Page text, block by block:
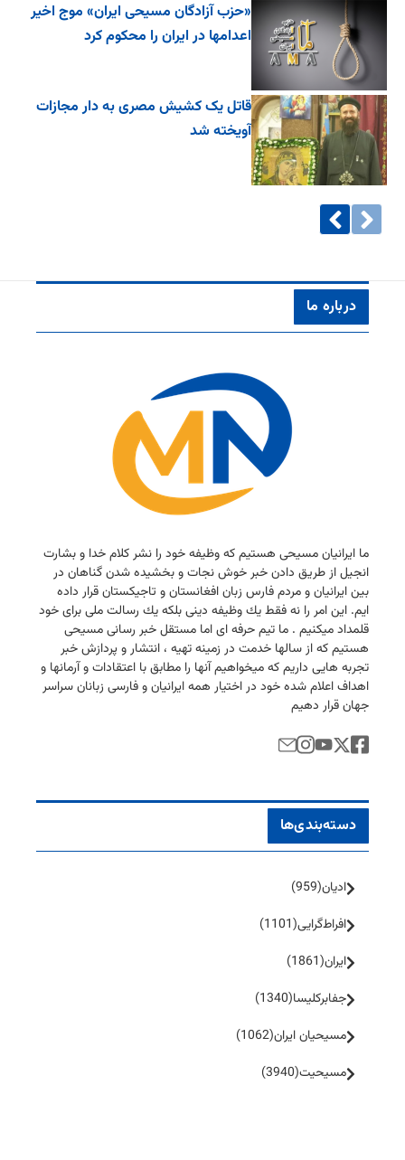
«حزب آزادگان مسیحی ایران» موج اخیر
اعدامها در ایران را محکوم کرد
قاتل یک کشیش مصری به دار مجازات
آویخته شد
درباره ما
ما ایرانیان مسیحی هستیم كه وظیفه خود را نشر كلام خدا و بشارت
انجیل از طریق دادن خبر خوش نجات و بخشیده شدن گناهان در
بین ایرانیان و مردم فارس زبان افغانستان و تاجیكستان قرار داده
ایم. این امر را نه فقط یك وظیفه دینی بلكه یك رسالت ملی برای خود
قلمداد میكنیم . ما تیم حرفه ای اما مستقل خبر رسانی مسیحی
هستیم كه از سالها خدمت در زمینه تهیه ، انتشار و پردازش خبر
تجربه هایی داریم كه میخواهیم آنها را مطابق با اعتقادات و آرمانها و
اهداف اعلام شده خود در اختیار همه ایرانیان و فارسی زبانان سراسر
جهان قرار دهیم
دسته‌بندی‌ها
ادیان(959)
افراط‌گرایی(1101)
ایران(1861)
جفا‌بر‌کلیسا(1340)
مسیحیان ایران(1062)
مسیحیت(3940)